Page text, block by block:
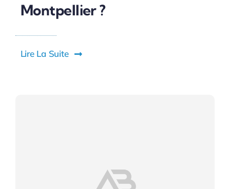
Montpellier ?
Lire La Suite